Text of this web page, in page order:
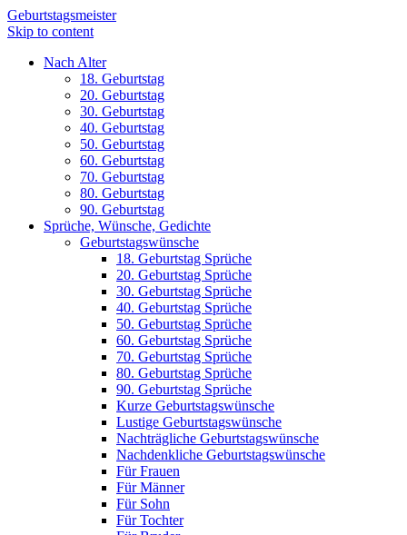
Geburtstagsmeister
Skip to content
Nach Alter
18. Geburtstag
20. Geburtstag
30. Geburtstag
40. Geburtstag
50. Geburtstag
60. Geburtstag
70. Geburtstag
80. Geburtstag
90. Geburtstag
Sprüche, Wünsche, Gedichte
Geburtstagswünsche
18. Geburtstag Sprüche
20. Geburtstag Sprüche
30. Geburtstag Sprüche
40. Geburtstag Sprüche
50. Geburtstag Sprüche
60. Geburtstag Sprüche
70. Geburtstag Sprüche
80. Geburtstag Sprüche
90. Geburtstag Sprüche
Kurze Geburtstagswünsche
Lustige Geburtstagswünsche
Nachträgliche Geburtstagswünsche
Nachdenkliche Geburtstagswünsche
Für Frauen
Für Männer
Für Sohn
Für Tochter